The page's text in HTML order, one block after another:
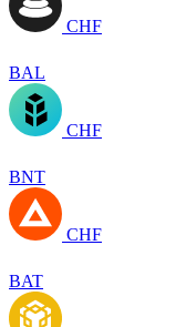
CHF
BAL
CHF
BNT
CHF
BAT